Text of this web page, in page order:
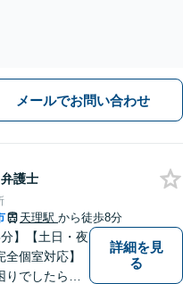
メールでお問い合わせ
弁護士
天理駅 から徒歩8分
分】【土日・夜
個室対応】
でしたらお
詳細を見
る